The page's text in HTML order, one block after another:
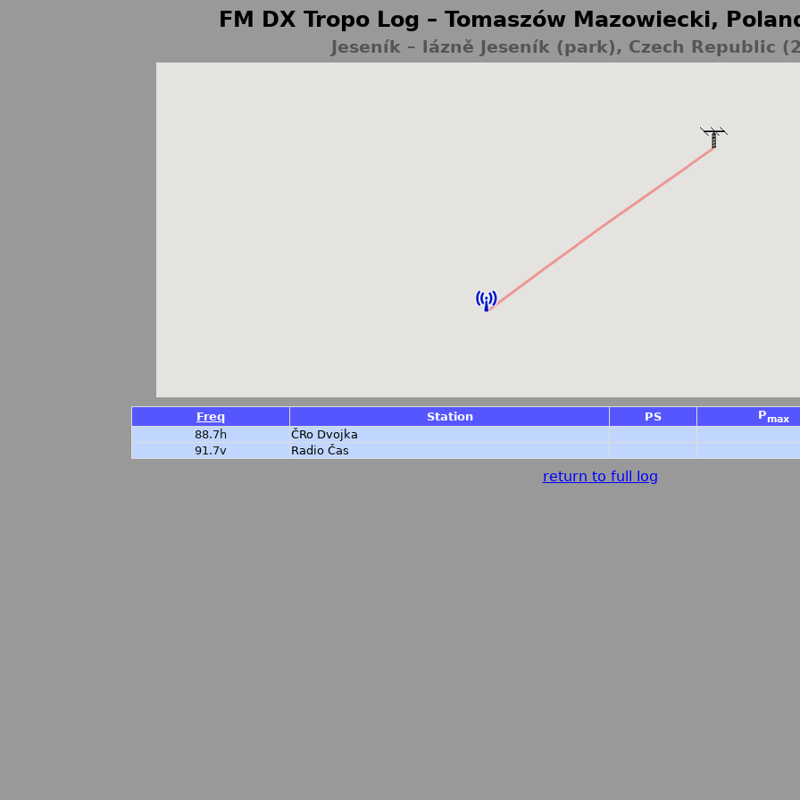
FM DX Tropo Log – Tomaszów Mazowiecki,
Jeseník – lázně Jeseník (park), Czech Republic
Freq Station PS Pmax
88.7h
ČRo Dvojka
91.7v
Radio Čas
return to full log